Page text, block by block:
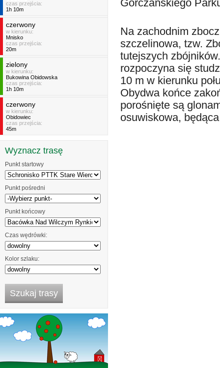
czas przejścia:
1h 10m
czerwony
w kierunku:
Mnisko
czas przejścia:
20m
zielony
w kierunku:
Bukowina Obidowska
czas przejścia:
1h 10m
czerwony
w kierunku:
Obidowiec
czas przejścia:
45m
Wyznacz trasę
Punkt startowy
Punkt pośredni
Punkt końcowy
Czas wędrówki:
Kolor szlaku:
Gorczańskiego
Na zachodnim
szczelinowa, tzw.
tutejszych
rozpoczyna się
10 m w kierunku
Obydwa końce
porośnięte są
osuwiskowa,